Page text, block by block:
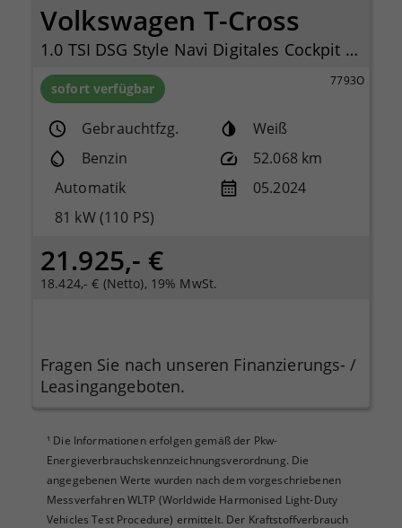
Volkswagen T-Cross
1.0 TSI DSG Style Navi Digitales Cockpit LED Dyn. Kurvenlicht Sperrdiff.
sofort verfügbar 7793O
Gebrauchtfzg.
Weiß
Benzin
52.068 km
Automatik
05.2024
81 kW (110 PS)
21.925,- €
18.424,- € (Netto), 19% MwSt.
Fragen Sie nach unseren Finanzierungs- /
Leasingangeboten.
¹ Die Informationen erfolgen gemäß der Pkw-
Energieverbrauchskennzeichnungsverordnung. Die
angegebenen Werte wurden nach dem vorgeschriebenen
Messverfahren WLTP (Worldwide Harmonised Light-Duty
Vehicles Test Procedure) ermittelt. Der Kraftstoffverbrauch